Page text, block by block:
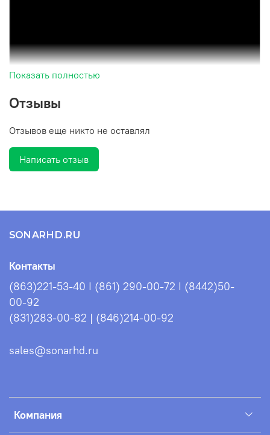
Показать полностью
Отзывы
Отзывов еще никто не оставлял
Написать отзыв
SONARHD.RU
Компания
Контакты
(863)221-53-40 I (861) 290-00-72 I (8442)50-
00-92
(831)283-00-82 | (846)214-00-92
sales@sonarhd.ru